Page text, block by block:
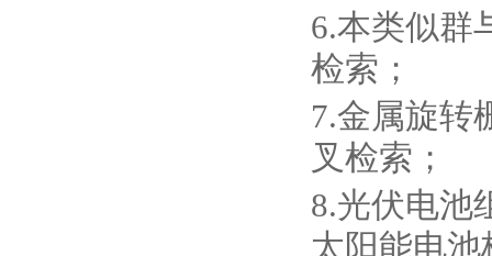
6.本类似群
检索；
7.金属旋转
叉检索；
8.光伏电池
太阳能电池